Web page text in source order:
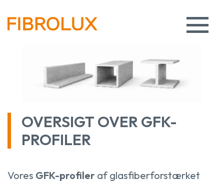
OVERSIGT OVER GFK-
PROFILER
Vores GFK-profiler af glasfiberforstærket